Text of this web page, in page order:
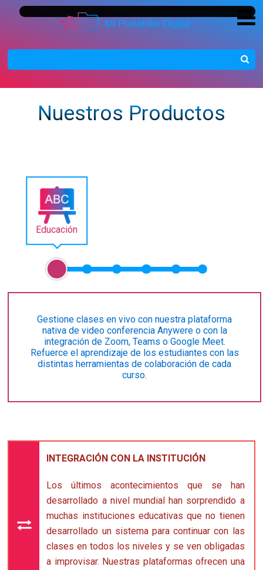
Nuestros Productos
Educación
Gestione clases en vivo con nuestra plataforma
nativa de video conferencia Anywere o con la
integración de Zoom, Teams o Google Meet.
Refuerce el aprendizaje de los estudiantes con las
distintas herramientas de colaboración de cada
curso.
INTEGRACIÓN CON LA INSTITUCIÓN
Los últimos acontecimientos que se han
desarrollado a nivel mundial han sorprendido a
muchas instituciones educativas que no tienen
desarrollado un sistema para continuar con las
clases en todos los niveles y se ven obligadas
a improvisar. Nuestras plataformas ofrecen una